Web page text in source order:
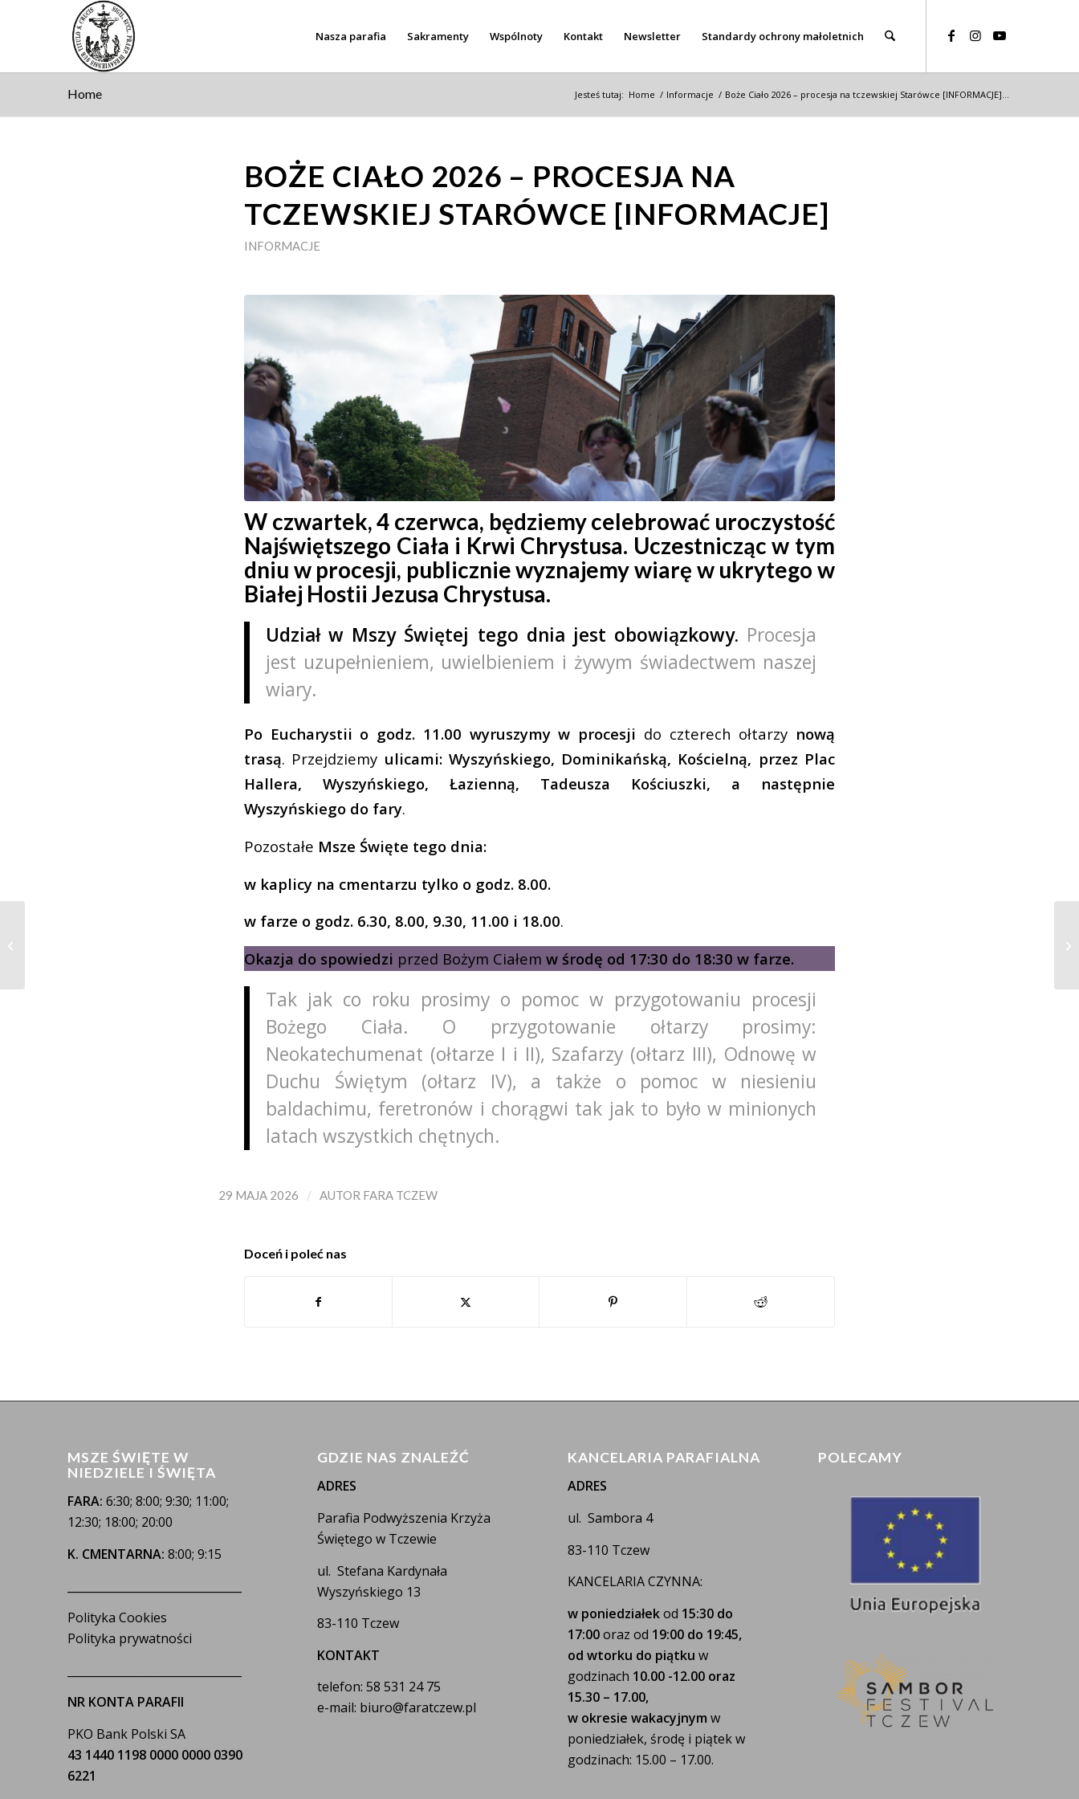
Nasza parafia Sakramenty Wspólnoty Kontakt Newsletter Standardy ochrony małoletnich
Home Jesteś tutaj: Home / Informacje / Boże Ciało 2026 – procesja na tczewskiej Starówce [INFORMACJE]...
BOŻE CIAŁO 2026 – PROCESJA NA
TCZEWSKIEJ STARÓWCE [INFORMACJE]
INFORMACJE
W czwartek, 4 czerwca, będziemy celebrować uroczystość
Najświętszego Ciała i Krwi Chrystusa. Uczestnicząc w tym
dniu w procesji, publicznie wyznajemy wiarę w ukrytego w
Białej Hostii Jezusa Chrystusa.
Udział w Mszy Świętej tego dnia jest obowiązkowy. Procesja
jest uzupełnieniem, uwielbieniem i żywym świadectwem naszej
wiary.
Po Eucharystii o godz. 11.00 wyruszymy w procesji do czterech ołtarzy nową
trasą. Przejdziemy ulicami: Wyszyńskiego, Dominikańską, Kościelną, przez Plac
Hallera, Wyszyńskiego, Łazienną, Tadeusza Kościuszki, a następnie
Wyszyńskiego do fary.
Pozostałe Msze Święte tego dnia:
w kaplicy na cmentarzu tylko o godz. 8.00.
w farze o godz. 6.30, 8.00, 9.30, 11.00 i 18.00.
Okazja do spowiedzi przed Bożym Ciałem w środę od 17:30 do 18:30 w farze.
Tak jak co roku prosimy o pomoc w przygotowaniu procesji
Bożego Ciała. O przygotowanie ołtarzy prosimy:
Neokatechumenat (ołtarze I i II), Szafarzy (ołtarz III), Odnowę w
Duchu Świętym (ołtarz IV), a także o pomoc w niesieniu
baldachimu, feretronów i chorągwi tak jak to było w minionych
latach wszystkich chętnych.
29 MAJA 2026 / AUTOR FARA TCZEW
Doceń i poleć nas
MSZE ŚWIĘTE W
NIEDZIELE I ŚWIĘTA
FARA: 6:30; 8:00; 9:30; 11:00;
12:30; 18:00; 20:00
K. CMENTARNA: 8:00; 9:15
Polityka Cookies
Polityka prywatności
NR KONTA PARAFII
PKO Bank Polski SA
43 1440 1198 0000 0000 0390
6221
GDZIE NAS ZNALEŹĆ
ADRES
Parafia Podwyższenia Krzyża
Świętego w Tczewie
ul. Stefana Kardynała
Wyszyńskiego 13
83-110 Tczew
KONTAKT
telefon: 58 531 24 75
e-mail: biuro@faratczew.pl
KANCELARIA PARAFIALNA
ADRES
ul. Sambora 4
83-110 Tczew
KANCELARIA CZYNNA:
w poniedziałekod 15:30 do
17:00oraz od 19:00 do 19:45,
od wtorku do piątku w
godzinach 10.00 -12.00 oraz
15.30 – 17.00,
w okresie wakacyjnym w
poniedziałek, środę i piątek w
godzinach: 15.00 – 17.00.
POLECAMY